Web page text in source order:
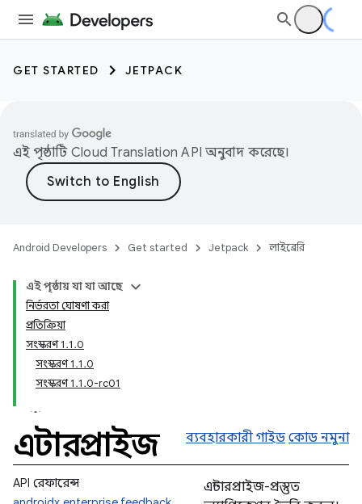
GET STARTED JETPACK
এই পৃষ্ঠাটি Cloud Translation API অনুবাদ করেছে।
Android Developers Get started Jetpack লাইব্রেরি
এই পৃষ্ঠায় যা যা আছে
নির্ভরতা ঘোষণা করা
প্রতিক্রিয়া
সংস্করণ 1.1.0
সংস্করণ 1.1.0
সংস্করণ 1.1.0-rc01
এন্টারপ্রাইজ ব্যবহারকারী গাইড কোড নমুনা
API রেফারেন্স
এন্টারপ্রাইজ-প্রস্তুত